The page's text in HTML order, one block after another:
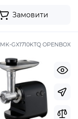
Замовити
MK-GX1710KTQ OPENBOX